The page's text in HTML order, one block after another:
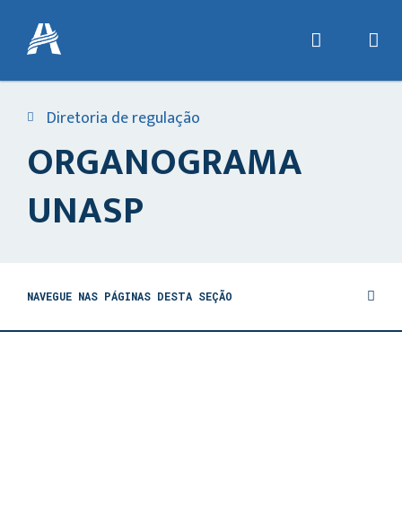
Diretoria de regulação
ORGANOGRAMA
UNASP
NAVEGUE NAS PÁGINAS DESTA SEÇÃO